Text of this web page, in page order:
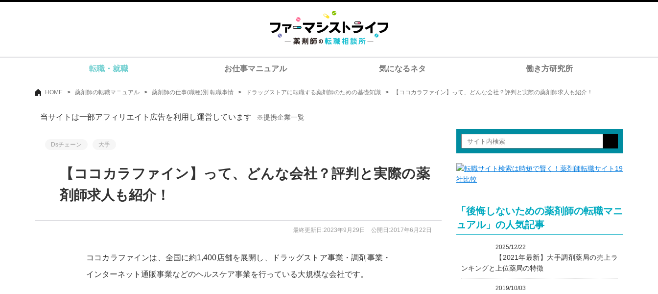
転職・就職 お仕事マニュアル 気になるネタ 働き方研究所
HOME > 薬剤師の転職マニュアル > 薬剤師の仕事(職種)別 転職事情 > ドラッグストアに転職する薬剤師のための基礎知識 > 【ココカラファイン】って、どんな会社？評判と実際の薬剤師求人も紹介！
当サイトは一部アフィリエイト広告を利用し運営しています ※提携企業一覧
Dsチェーン 大手
【ココカラファイン】って、どんな会社？評判と実際の薬
剤師求人も紹介！
最終更新日:2023年9月29日 公開日:2017年6月22日
ココカラファインは、全国に約1,400店舗を展開し、ドラッグストア事業・調剤事業・
インターネット通販事業などのヘルスケア事業を行っている大規模な会社です。
「後悔しないための薬剤師の転職マニ
ュアル」の人気記事
2025/12/22
【2021年最新】大手調剤薬局の売上ラ
ンキングと上位薬局の特徴
2019/10/03